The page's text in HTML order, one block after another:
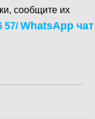
сообщите их
57/WhatsA pp чат